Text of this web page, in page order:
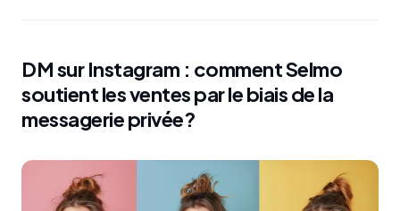
DM sur Instagram : comment Selmo
soutient les ventes par le biais de la
messagerie privée?